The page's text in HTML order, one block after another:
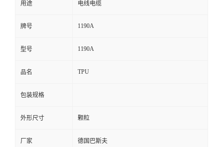
用途 电线电缆
牌号 1190A
型号 1190A
品名 TPU
包装规格
外形尺寸 颗粒
厂家 德国巴斯夫